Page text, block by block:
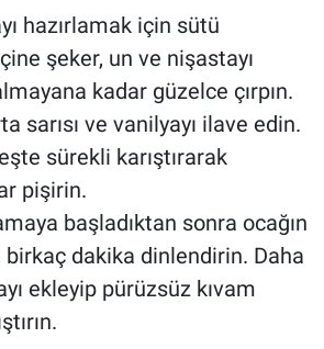
hazırlamak için sütü
şeker, un ve nişastayı
kadar güzelce çırpın.
sarısı ve vanilyayı ilave edin.
sürekli karıştırarak
pişirin.
başladıktan sonra ocağın
birkaç dakika dinlendirin. Daha
ekleyip pürüzsüz kıvam